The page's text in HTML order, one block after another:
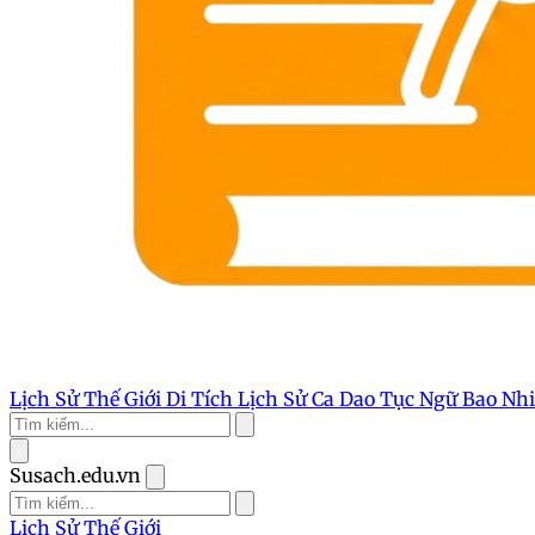
Lịch Sử Thế Giới Di Tích Lịch SửCa Dao Tục NgữBao
Susach.edu.vn
Lịch Sử Thế Giới